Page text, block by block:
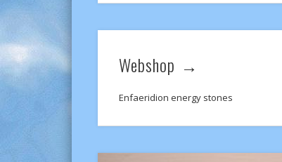
Webshop
Enfaeridion energy stones